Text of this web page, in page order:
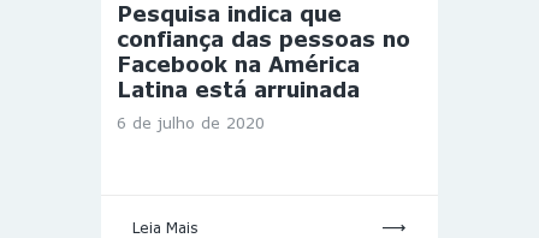
Pesquisa indica que
confiança das pessoas no
Facebook na América
Latina está arruinada
6 de julho de 2020
Leia Mais